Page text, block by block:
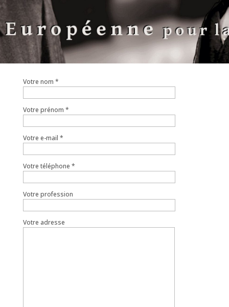
Votre nom *
Votre prénom *
Votre e-mail *
Votre téléphone *
Votre profession
Votre adresse